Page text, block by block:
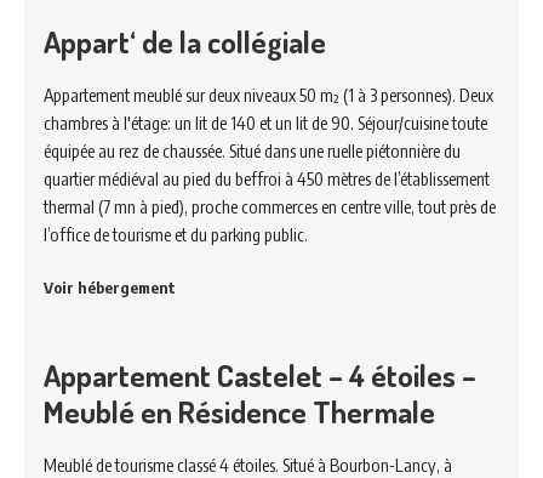
Appart‘ de la collégiale
Appartement meublé sur deux niveaux 50 m² (1 à 3 personnes). Deux
chambres à l'étage: un lit de 140 et un lit de 90. Séjour/cuisine toute
équipée au rez de chaussée. Situé dans une ruelle piétonnière du
quartier médiéval au pied du beffroi à 450 mètres de l’établissement
thermal (7 mn à pied), proche commerces en centre ville, tout près de
l’office de tourisme et du parking public.
Voir hébergement
Appartement Castelet – 4 étoiles –
Meublé en Résidence Thermale
Meublé de tourisme classé 4 étoiles. Situé à Bourbon-Lancy, à